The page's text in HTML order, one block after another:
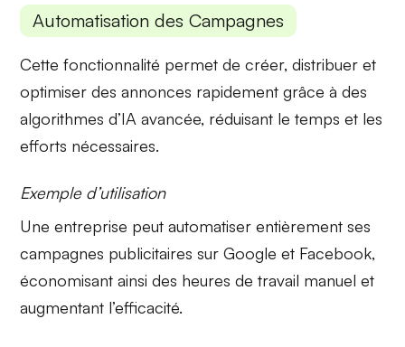
Automatisation des Campagnes
Cette fonctionnalité permet decréer, distribuer et
optimiser des annonces rapidement grâce à des
algorithmes d’IA avancée, réduisant le temps et les
efforts nécessaires.
Exemple d’utilisation
Une entreprise peut automatiser entièrement ses
campagnes publicitaires sur Google et Facebook,
économisant ainsi des heures de travail manuel et
augmentant l’efficacité.